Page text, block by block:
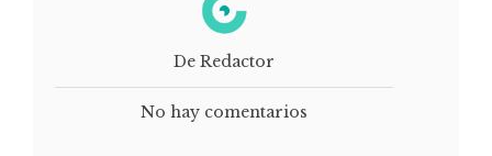
De Redactor
No hay comentarios